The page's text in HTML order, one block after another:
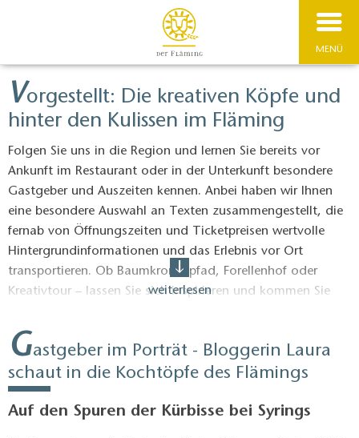
MENÜ
Vorgestellt: Die kreativen Köpfe und
hinter den Kulissen im Fläming
Folgen Sie uns in die Region und lernen Sie bereits vor
Ankunft im Restaurant oder in der Unterkunft besondere
Gastgeber und Auszeiten kennen. Anbei haben wir Ihnen
eine besondere Auswahl an Texten zusammengestellt, die
fernab von Öffnungszeiten und Ticketpreisen wertvolle
Hintergrundinformationen und das Erlebnis vor Ort
transportieren. Ob Baumkronenpfad, Forellenhof oder
Kreativtour – lassen Sie sich inspirieren und kommen Sie
unvergessliche Zeiten auf Sie. Unbedingt nachmachen ist
hier unsere Empfehlung!
weiterlesen
Gastgeber im Porträt - Bloggerin Laura
schaut in die Kochtöpfe des Flämings
Auf den Spuren der Kürbisse bei Syrings